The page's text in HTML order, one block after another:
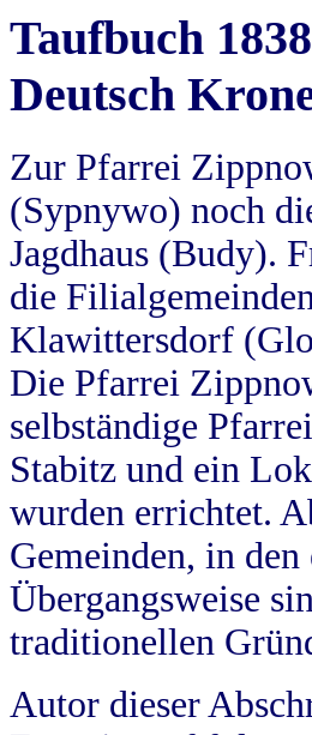
Taufbuch
Deutsch
Zur Pfarrei
(Sypnywo) noch
Jagdhaus (Budy).
die
Klawittersdorf
Die Pfarrei
selbständige
Stabitz und ein
wurden errichtet.
Gemeinden, in
Übergangsweise
traditionellen
Autor dieser